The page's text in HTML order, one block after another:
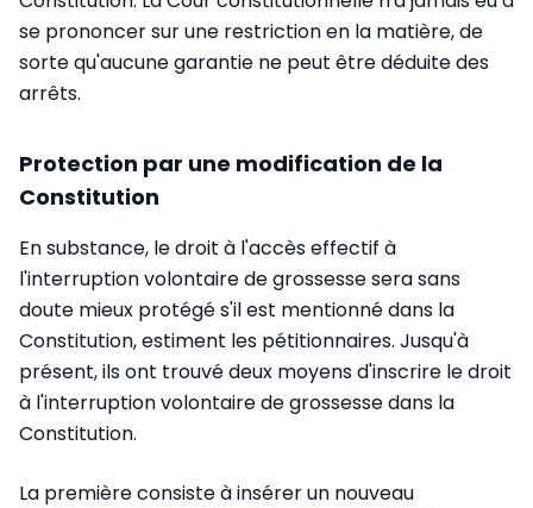
se prononcer sur une restriction en la matière, de
sorte qu'aucune garantie ne peut être déduite des
arrêts.
Protection par une modification de la
Constitution
En substance, le droit à l'accès effectif à
l'interruption volontaire de grossesse sera sans
doute mieux protégé s'il est mentionné dans la
Constitution, estiment les pétitionnaires. Jusqu'à
présent, ils ont trouvé deux moyens d'inscrire le droit
à l'interruption volontaire de grossesse dans la
Constitution.
La première consiste à insérer un nouveau